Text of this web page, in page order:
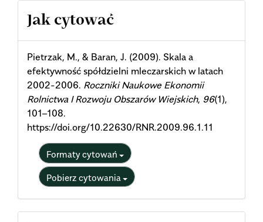
Article
Details
Jak cytować
Pietrzak, M., & Baran, J. (2009). Skala a
efektywność spółdzielni mleczarskich w latach
2002-2006. Roczniki Naukowe Ekonomii
Rolnictwa I Rozwoju Obszarów Wiejskich, 96(1),
101–108.
https://doi.org/10.22630/RNR.2009.96.1.11
Formaty cytowań
Pobierz cytowania